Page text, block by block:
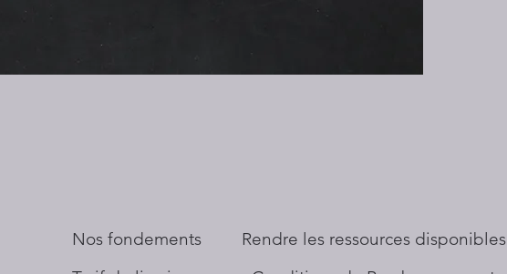
Nos fondements
​Rendre les ressources disponibles